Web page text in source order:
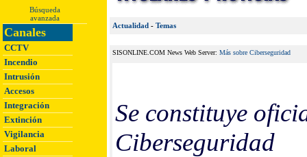
Búsqueda
avanzada
Canales
CCTV
Incendio
Intrusión
Accesos
Integración
Extinción
Vigilancia
Laboral
Actualidad - Temas
SISONLINE.COM News Web Server: Más sobre Ciberseguridad
Se constituye
Ciberseguridad